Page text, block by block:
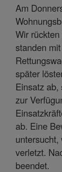
Am
Wir
standen
später
Einsatz
zur
ab. Eine
verletzt.
beendet.